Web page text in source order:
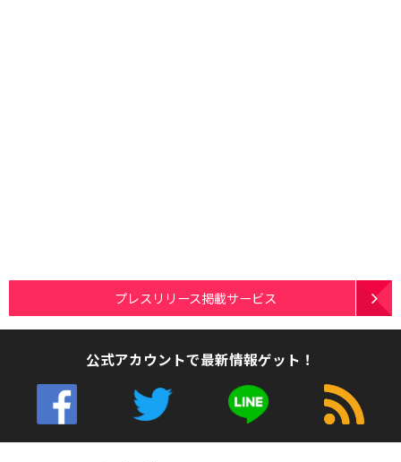
プレスリリース掲載サービス
公式アカウントで最新情報ゲット！